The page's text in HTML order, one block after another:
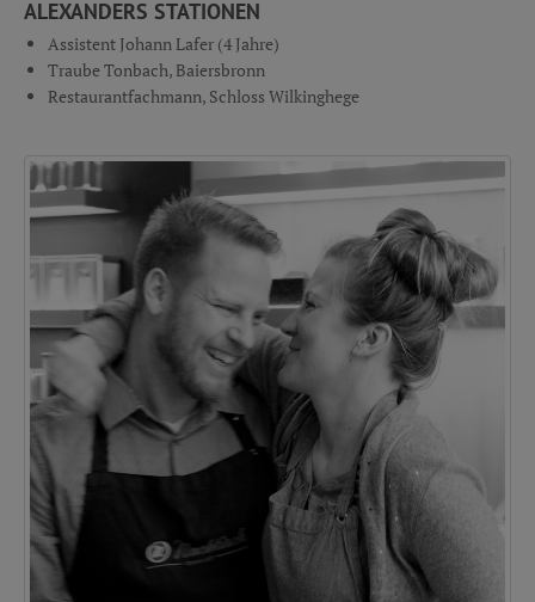
ALEXANDERS STATIONEN
Assistent Johann Lafer (4 Jahre)
Traube Tonbach, Baiersbronn
Restaurantfachmann, Schloss Wilkinghege